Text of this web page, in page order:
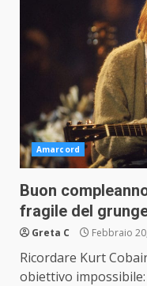
Amarcord
Buon
fragile del
Greta C Febbraio
Ricordare Kurt
obiettivo